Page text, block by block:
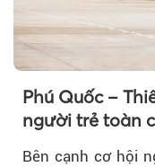
Phú Quốc –
người trẻ toàn
Bên cạnh cơ hội